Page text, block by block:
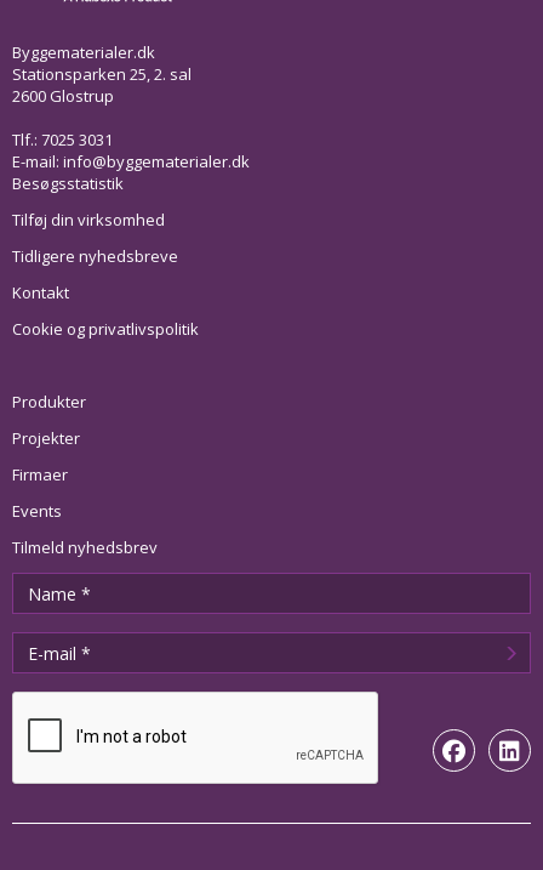
Byggematerialer.dk
Stationsparken 25, 2. sal
2600 Glostrup
Tlf.: 7025 3031
E-mail: info@byggematerialer.dk
Besøgsstatistik
Tilføj din virksomhed
Tidligere nyhedsbreve
Kontakt
Cookie og privatlivspolitik
Produkter
Projekter
Firmaer
Events
Tilmeld nyhedsbrev